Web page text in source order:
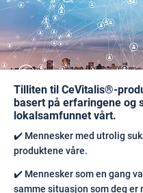
Tilliten til CeVitalis®-
basert på erfaringene og
lokalsamfunnet vårt.
✔️ Mennesker med utrolig
produktene våre.
✔️ Mennesker som en gang
samme situasjon som deg er